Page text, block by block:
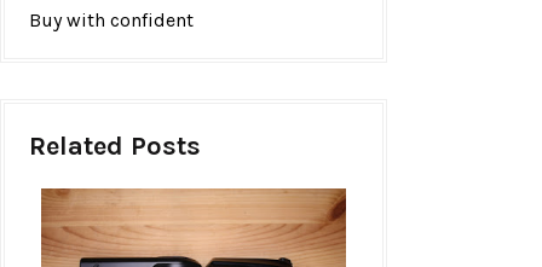
Buy with confident
Related Posts